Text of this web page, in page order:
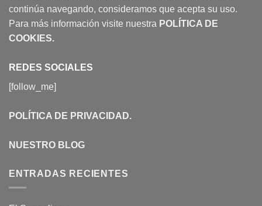
continúa navegando, consideramos que acepta su uso.
Para más información visite nuestra POLÍTICA DE
COOKIES.
REDES SOCIALES
[follow_me]
POLÍTICA DE PRIVACIDAD.
NUESTRO BLOG
ENTRADAS RECIENTES